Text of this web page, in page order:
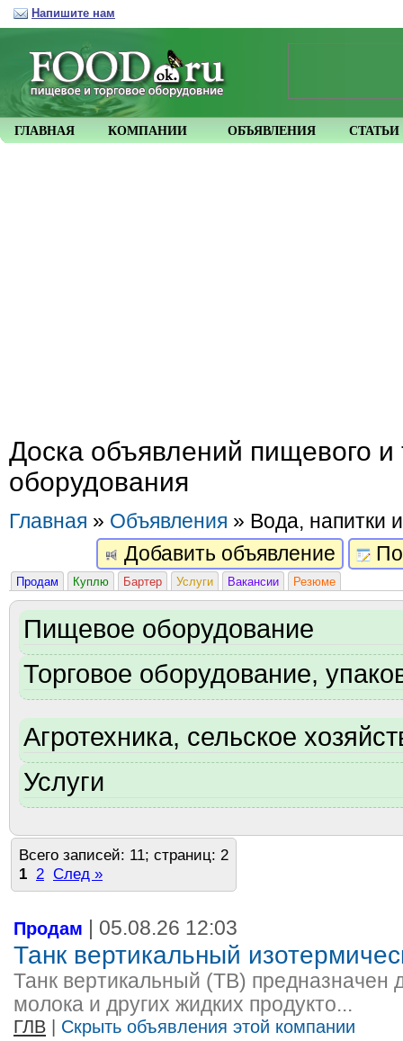
Доска объявлений пищевого и
оборудования
Главная » Объявления » Вода, напитки
Добавить объявление
Продам Куплю Бартер Услуги Вакансии Резюме
Пищевое оборудование
Торговое оборудование,
Агротехника, сельское
Услуги
Всего записей: 11; страниц: 2
1 2 След »
Продам | 05.08.26 12:03
Танк вертикальный
Танк вертикальный (ТВ) предназначен
молока и других жидких продукто...
ГЛВ
Скрыть объявления этой компании
ГЛАВНАЯ КОМПАНИИ ОБЪЯВЛЕНИЯ СТАТЬИ
Напишите нам